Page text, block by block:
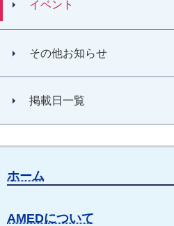
イベント
その他お知らせ
掲載日一覧
ホーム
AMEDについて